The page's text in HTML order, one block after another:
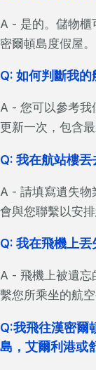
A - 是的。儲物櫃
密爾頓島度假屋。
Q: 如何判斷我
A - 您可以參考我
更新一次，包含最
Q: 我在航站樓
A - 請填寫遺失物
會與您聯繫以安
Q: 我在飛機上
A - 飛機上被遺忘
繫您所乘坐的航
Q:我飛往漢密爾
島，艾爾利港或